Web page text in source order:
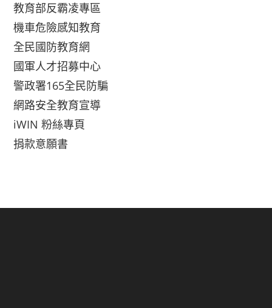
教育部反霸凌專區
機車危險感知教育
全民國防教育網
國軍人才招募中心
警政署165全民防騙
網路安全教育宣導
iWIN 粉絲專頁
捐款意願書